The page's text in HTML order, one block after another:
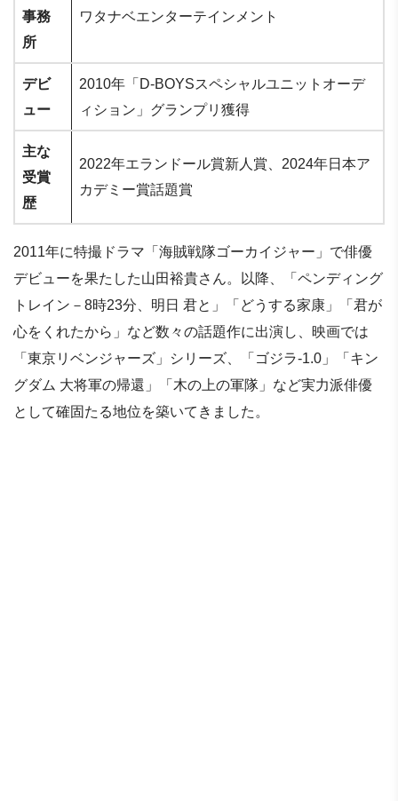
事務
所
ワタナベエンターテインメント
デビ
ュー
2010年「D-BOYSスペシャルユニットオーデ
ィション」グランプリ獲得
主な
受賞
歴
2022年エランドール賞新人賞、2024年日本ア
カデミー賞話題賞
2011年に特撮ドラマ「海賊戦隊ゴーカイジャー」で俳優
デビューを果たした山田裕貴さん。以降、「ペンディング
トレイン－8時23分、明日 君と」「どうする家康」「君が
心をくれたから」など数々の話題作に出演し、映画では
「東京リベンジャーズ」シリーズ、「ゴジラ-1.0」「キン
グダム 大将軍の帰還」「木の上の軍隊」など実力派俳優
として確固たる地位を築いてきました。